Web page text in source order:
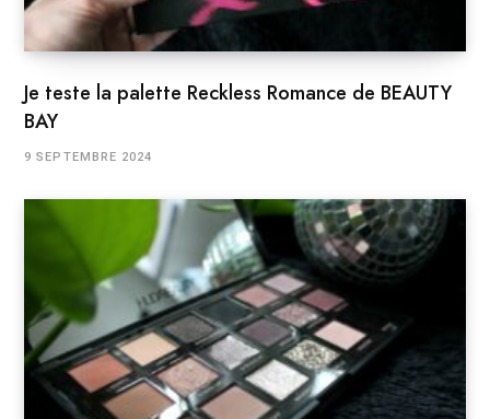
Je teste la palette Reckless Romance de BEAUTY
BAY
9 SEPTEMBRE 2024